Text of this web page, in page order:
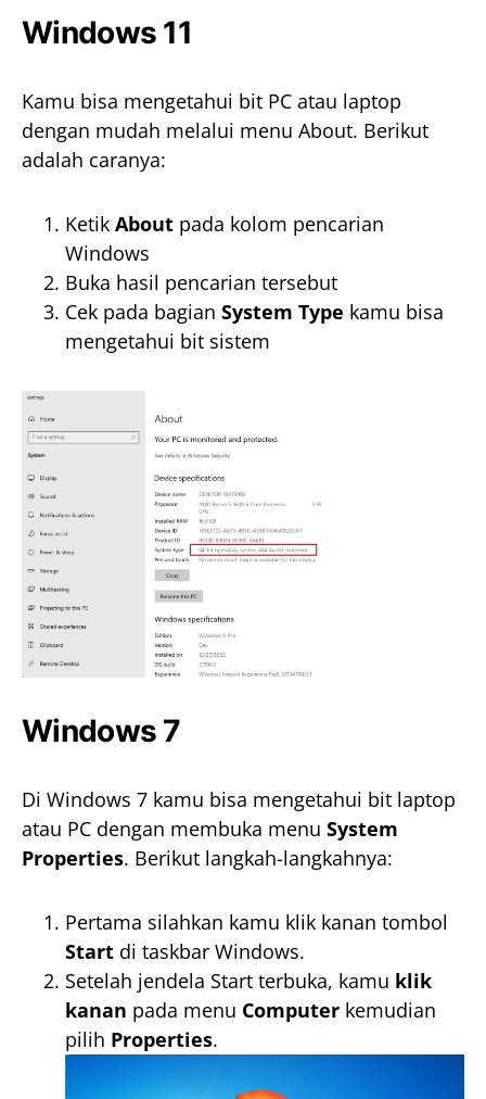
Windows 11
Kamu bisa mengetahui bit PC atau laptop
dengan mudah melalui menu About. Berikut
adalah caranya:
Ketik About pada kolom pencarian
Windows
Buka hasil pencarian tersebut
Cek pada bagian System Type kamu bisa
mengetahui bit sistem
Windows 7
Di Windows 7 kamu bisa mengetahui bit laptop
atau PC dengan membuka menu System
Properties. Berikut langkah-langkahnya:
Pertama silahkan kamu klik kanan tombol
Start di taskbar Windows.
Setelah jendela Start terbuka, kamu klik
kanan pada menu Computer kemudian
pilih Properties.